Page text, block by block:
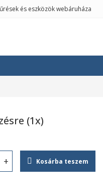
és eszközök webáruháza
(1x)
Antigén gyorsteszt
Kosárba teszem